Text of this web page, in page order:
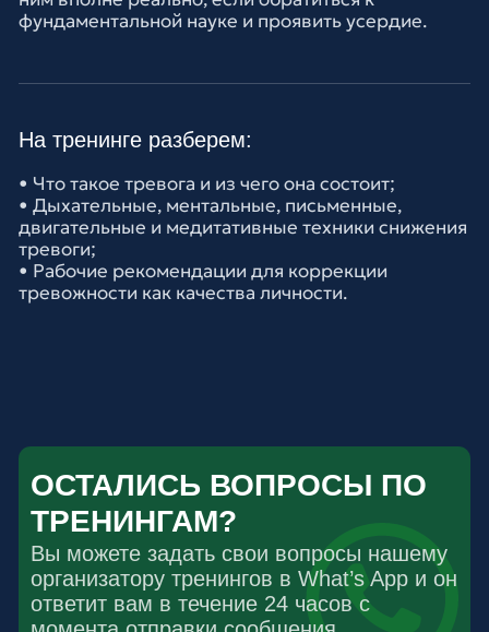
ОСТАЛИСЬ ВОПРОСЫ ПО
Вы можете задать свои вопросы нашему
момента отправки сообщения
Написать организатору тренингов
+7 (980)402-87-66
ГЛАВНАЯ
ДЛЯ КОГО
ТРЕНИНГИ
О СПИКЕРАХ
ПРАВОВАЯ ИНФОРМАЦИЯ
Все права защищены. ©2025